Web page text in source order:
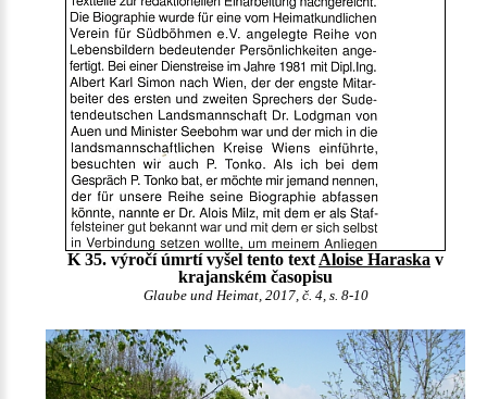
K 35. výročí úmrtí vyšel tento text Aloise Haraska v
krajanském časopisu
Glaube und Heimat, 2017, č. 4, s. 8-10